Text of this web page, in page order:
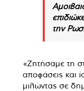
την
«Ζητήσαμε τη
αποφάσεις και
μιλώντας σε